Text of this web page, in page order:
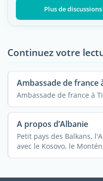
Plus de
Continuez votre
Ambassade de france
Ambassade de france à
A propos d’Albanie
Petit pays des Balkans,
avec le Kosovo, le